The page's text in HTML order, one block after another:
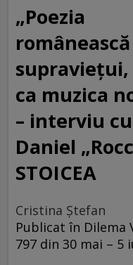
„Poezia
ca muzica
– interviu cu
Daniel
STOICEA
Cristina Ștefan
Publicat în Dilema
797 din 30 mai – 5